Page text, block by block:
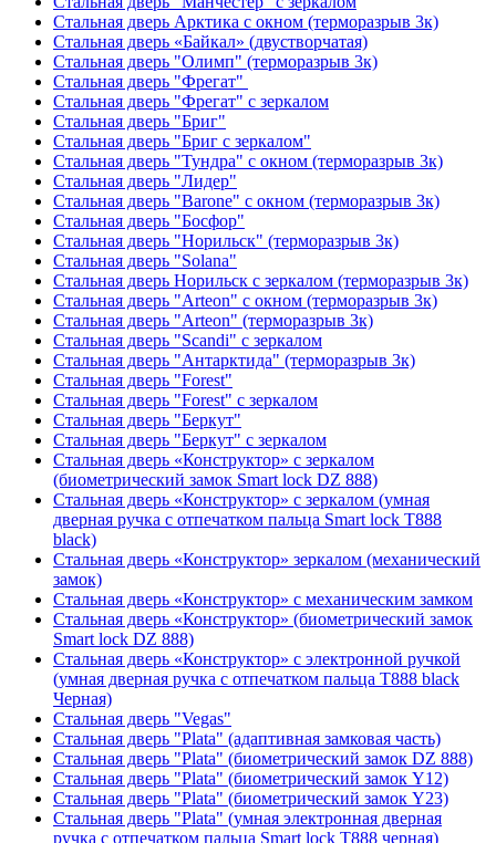
Стальная дверь Арктика с окном (терморазрыв 3к)
Стальная дверь «Байкал» (двустворчатая)
Стальная дверь "Олимп" (терморазрыв 3к)
Стальная дверь "Фрегат"
Стальная дверь "Фрегат" с зеркалом
Стальная дверь "Бриг"
Стальная дверь "Бриг с зеркалом"
Стальная дверь "Тундра" с окном (терморазрыв 3к)
Стальная дверь "Лидер"
Стальная дверь "Barone" с окном (терморазрыв 3к)
Стальная дверь "Босфор"
Стальная дверь "Норильск" (терморазрыв 3к)
Стальная дверь "Solana"
Стальная дверь Норильск с зеркалом (терморазрыв 3к)
Стальная дверь "Arteon" с окном (терморазрыв 3к)
Стальная дверь "Arteon" (терморазрыв 3к)
Стальная дверь "Scandi" с зеркалом
Стальная дверь "Антарктида" (терморазрыв 3к)
Стальная дверь "Forest"
Стальная дверь "Forest" с зеркалом
Стальная дверь "Беркут"
Стальная дверь "Беркут" с зеркалом
Стальная дверь «Конструктор» с зеркалом
(биометрический замок Smart lock DZ 888)
Стальная дверь «Конструктор» с зеркалом (умная
дверная ручка с отпечатком пальца Smart lock T888
black)
Стальная дверь «Конструктор» зеркалом (механический
замок)
Стальная дверь «Конструктор» с механическим замком
Стальная дверь «Конструктор» (биометрический замок
Smart lock DZ 888)
Стальная дверь «Конструктор» с электронной ручкой
(умная дверная ручка с отпечатком пальца T888 black
Черная)
Стальная дверь "Vegas"
Стальная дверь "Plata" (адаптивная замковая часть)
Стальная дверь "Plata" (биометрический замок DZ 888)
Стальная дверь "Plata" (биометрический замок Y12)
Стальная дверь "Plata" (биометрический замок Y23)
Стальная дверь "Plata" (умная электронная дверная
ручка с отпечатком пальца Smart lock T888 черная)